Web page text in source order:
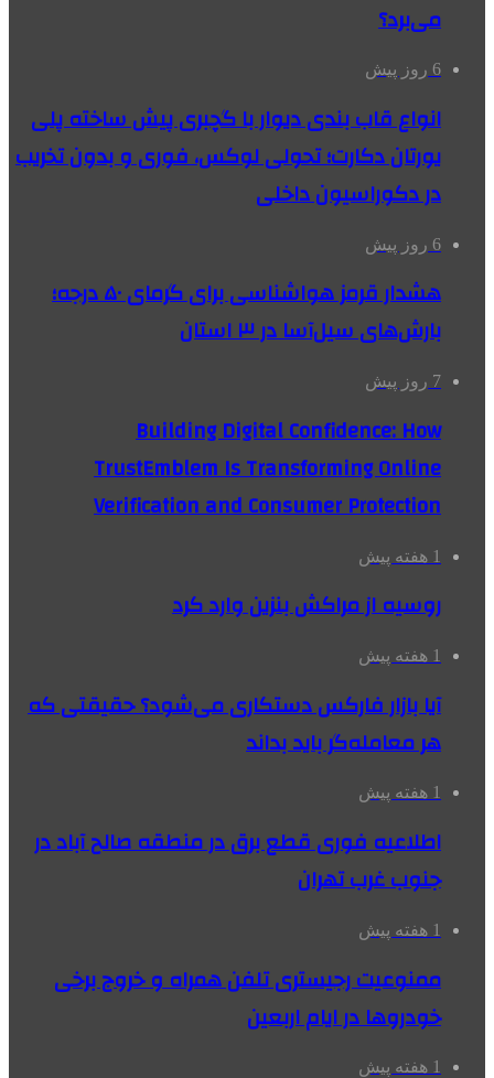
می‌برد؟
6 روز پیش
انواع قاب بندی دیوار با گچبری پیش ساخته پلی
یورتان دکارت؛ تحولی لوکس، فوری و بدون تخریب
در دکوراسیون داخلی
6 روز پیش
هشدار قرمز هواشناسی برای گرمای ۵۰ درجه؛
بارش‌های سیل‌آسا در ۳ استان
7 روز پیش
Building Digital Confidence: How
TrustEmblem Is Transforming Online
Verification and Consumer Protection
1 هفته پیش
روسیه از مراکش بنزین وارد کرد
1 هفته پیش
آیا بازار فارکس دستکاری می‌شود؟ حقیقتی که
هر معامله‌گر باید بداند
1 هفته پیش
اطلاعیه فوری قطع برق در منطقه صالح آباد در
جنوب غرب تهران
1 هفته پیش
ممنوعیت رجیستری تلفن همراه و خروج برخی
خودروها در ایام اربعین
1 هفته پیش